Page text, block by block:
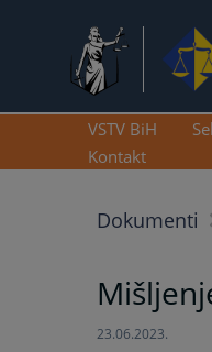
VSTV BiH
Kontakt
Dokumenti
23.06.2023.